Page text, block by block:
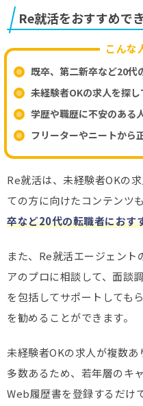
Re就活をおすすめで
こんな
既卒、第二新卒など20代
未経験者OKの求人を探
学歴や職歴に不安のある
フリーターやニートから
Re就活は、未経験者OKの
ての方に向けたコンテンツ
卒など20代の転職者におす
また、Re就活エージェント
アのプロに相談して、面談
を包括してサポートしても
を勧めることができます。
未経験者OKの求人が複数
多数あるため、若年層のキ
Web履歴書を登録するだけ